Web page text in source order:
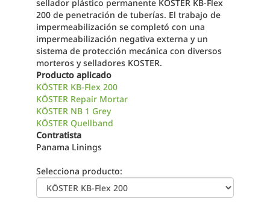
sellador plástico permanente KOSTER KB-Flex
200 de penetración de tuberías. El trabajo de
impermeabilización se completó con una
impermeabilización negativa externa y un
sistema de protección mecánica con diversos
morteros y selladores KOSTER.
Producto aplicado
KÖSTER KB-Flex 200
KÖSTER Repair Mortar
KÖSTER NB 1 Grey
KÖSTER Quellband
Contratista
Panama Linings
Selecciona producto: